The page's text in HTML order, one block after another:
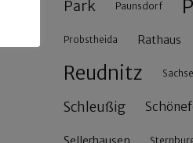
Park Paunsdorf
Probstheida Rathaus
Reudnitz
Schleußig